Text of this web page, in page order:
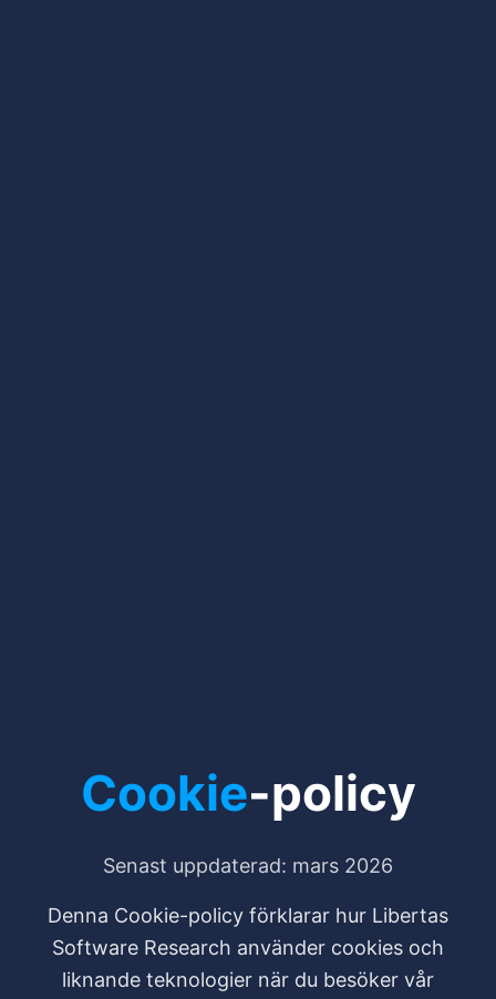
Cookie-policy
Senast uppdaterad: mars 2026
Denna Cookie-policy förklarar hur Libertas
Software Research använder cookies och
liknande teknologier när du besöker vår